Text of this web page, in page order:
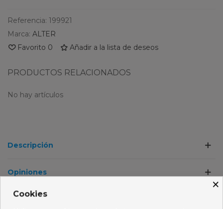
Referencia: 199921
Marca: ALTER
Favorito 0 Añadir a la lista de deseos
PRODUCTOS RELACIONADOS
No hay artículos
Descripción
Opiniones
×
Cookies